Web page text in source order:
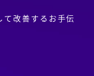
改善するお手伝